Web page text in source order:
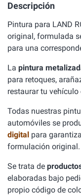
Descripción
Pintura para LAND
original, formulada
para una
La pintura
para retoques,
restaurar tu
Todas nuestras
automóviles se
digital para
formulación original.
Se trata de
elaboradas bajo
propio código de